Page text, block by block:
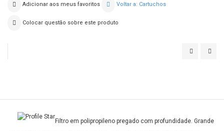
Adicionar aos meus favoritos Voltar a: Cartuchos
Colocar questão sobre este produto
POLYFINE
Filtro em polipropileno pregado com profundidade. Grande